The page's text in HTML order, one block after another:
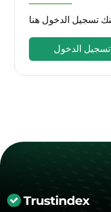
تسجيل الدخول